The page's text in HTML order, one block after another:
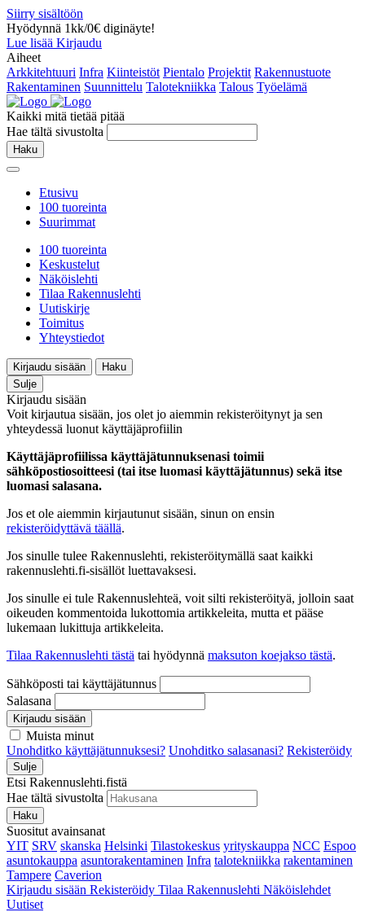
Siirry sisältöön
Hyödynnä 1kk/0€ diginäyte!
Lue lisää Kirjaudu
Aiheet
Arkkitehtuuri Infra Kiinteistöt Pientalo Projektit Rakennustuote
Rakentaminen Suunnittelu Talotekniikka Talous Työelämä
Kaikki mitä tietää pitää
Hae tältä sivustolta
Haku
Etusivu
100 tuoreinta
Suurimmat
100 tuoreinta
Keskustelut
Näköislehti
Tilaa Rakennuslehti
Uutiskirje
Toimitus
Yhteystiedot
Kirjaudu sisään
Haku
Sulje
Kirjaudu sisään
Voit kirjautua sisään, jos olet jo aiemmin rekisteröitynyt ja sen
yhteydessä luonut käyttäjäprofiilin
Käyttäjäprofiilissa käyttäjätunnuksenasi toimii
sähköpostiosoitteesi (tai itse luomasi käyttäjätunnus) sekä itse
luomasi salasana.
Jos et ole aiemmin kirjautunut sisään, sinun on ensin
rekisteröidyttävä täällä.
Jos sinulle tulee Rakennuslehti, rekisteröitymällä saat kaikki
rakennuslehti.fi-sisällöt luettavaksesi.
Jos sinulle ei tule Rakennuslehteä, voit silti rekisteröityä, jolloin saat
oikeuden kommentoida lukottomia artikkeleita, mutta et pääse
lukemaan lukittuja artikkeleita.
Tilaa Rakennuslehti tästä tai hyödynnä maksuton koejakso tästä.
Sähköposti tai käyttäjätunnus
Salasana
Kirjaudu sisään
Muista minut
Unohditko käyttäjätunnuksesi? Unohditko salasanasi? Rekisteröidy
Sulje
Etsi Rakennuslehti.fistä
Hae tältä sivustolta
Haku
Suositut avainsanat
YIT SRV skanska Helsinki Tilastokeskus yrityskauppa NCC Espoo
asuntokauppa asuntorakentaminen Infra talotekniikka rakentaminen
Tampere Caverion
Kirjaudu sisään Rekisteröidy Tilaa Rakennuslehti Näköislehdet
Uutiset